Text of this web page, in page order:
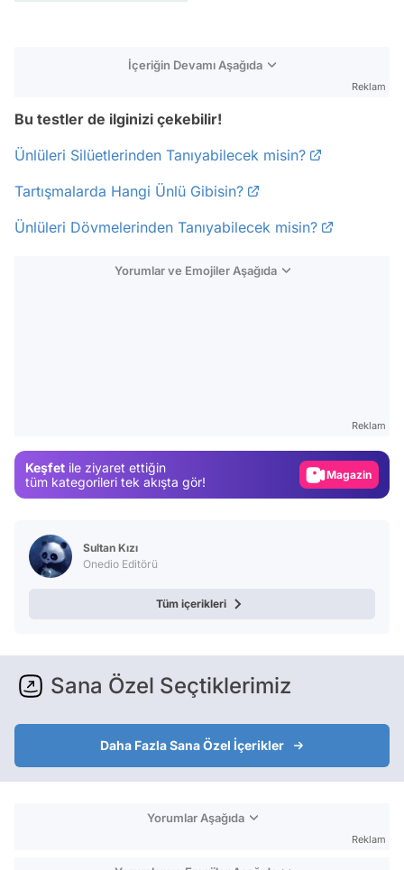
İçeriğin Devamı Aşağıda
Reklam
Bu testler de ilginizi çekebilir!
Ünlüleri Silüetlerinden Tanıyabilecek misin?
Tartışmalarda Hangi Ünlü Gibisin?
Ünlüleri Dövmelerinden Tanıyabilecek misin?
Yorumlar ve Emojiler Aşağıda
Reklam
Keşfet ile ziyaret ettiğin
tüm kategorileri tek akışta gör!
Magazin
Sultan Kızı
Onedio Editörü
Tüm içerikleri
Sana Özel Seçtiklerimiz
Daha Fazla Sana Özel İçerikler
Yorumlar Aşağıda
Reklam